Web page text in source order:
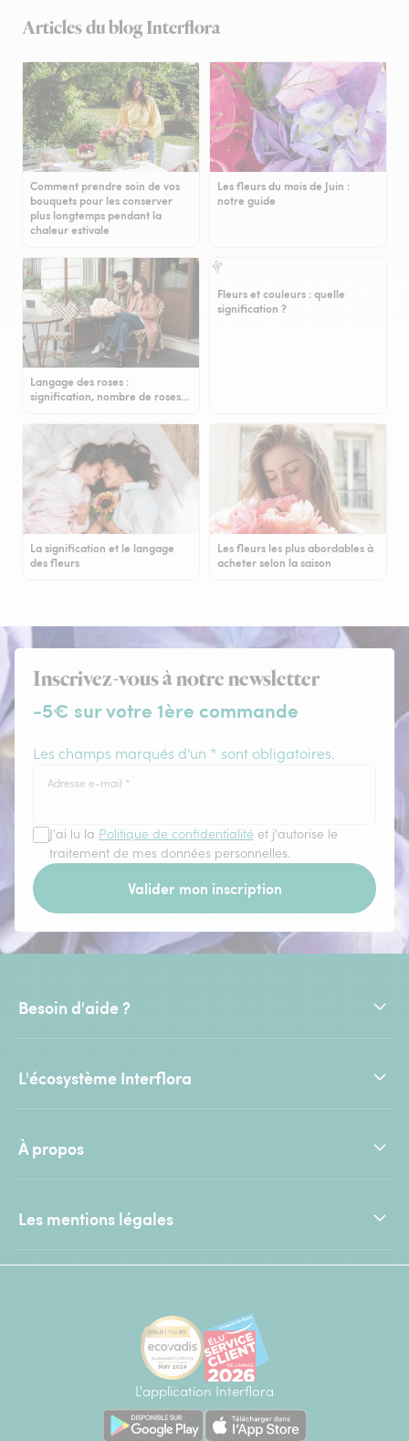
Articles du blog Interflora
Comment prendre soin de vos
bouquets pour les conserver
plus longtemps pendant la
chaleur estivale
Les fleurs du mois de Juin :
notre guide
Langage des roses :
signification, nombre de roses…
Fleurs et couleurs : quelle
signification ?
La signification et le langage
des fleurs
Les fleurs les plus abordables à
acheter selon la saison
Inscrivez-vous à notre newsletter
-5€ sur votre 1ère commande
Les champs marqués d'un * sont obligatoires.
Adresse e-mail *
J'ai lu la Politique de confidentialité et j'autorise le
traitement de mes données personnelles.
Valider mon inscription
Besoin d'aide ?
L'écosystème Interflora
À propos
Les mentions légales
L'application Interflora